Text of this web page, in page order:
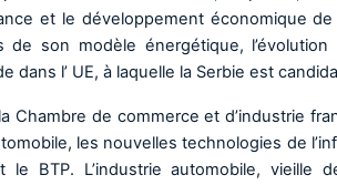
et le développement économique
de son modèle énergétique,
dans l’ UE, à laquelle la Serbie est
Chambre de commerce et d’industrie
les nouvelles technologies de
le BTP. L’industrie automobile, vieille